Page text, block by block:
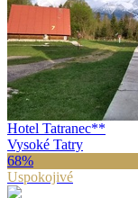
Hotel Tatranec**
Vysoké Tatry
68%
Uspokojivé